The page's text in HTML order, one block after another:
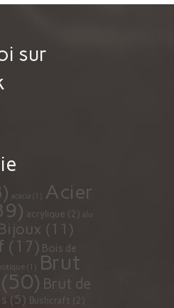
sur
acacia (1) Acier
acrylique (2) alu
(11)
(17) Bois de
(1) Brut
(50) Brut de
(5) Bushcraft (2)